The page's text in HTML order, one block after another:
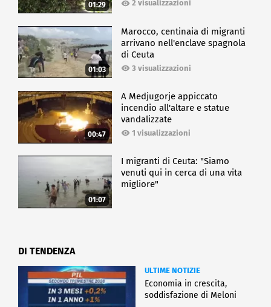
01:29 2 visualizzazioni
01:03
Marocco, centinaia di migranti
arrivano nell'enclave spagnola
di Ceuta
3 visualizzazioni
00:47
A Medjugorje appiccato
incendio all'altare e statue
vandalizzate
1 visualizzazioni
01:07
I migranti di Ceuta: "Siamo
venuti qui in cerca di una vita
migliore"
DI TENDENZA
ULTIME NOTIZIE
Economia in crescita,
soddisfazione di Meloni